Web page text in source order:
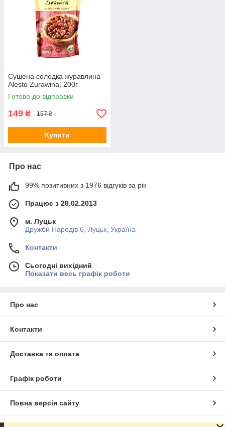
Сушена солодка журавлина
Alesto Zurawina, 200г
Готово до відправки
149 ₴ 157 ₴
Купити
Про нас
99% позитивних з 1976 відгуків за рік
Працює з 28.02.2013
м. Луцьк
Дружби Народів 6, Луцьк, Україна
Контакти
Сьогодні вихідний
Показати весь графік роботи
Про нас
Контакти
Доставка та оплата
Графік роботи
Повна версія сайту